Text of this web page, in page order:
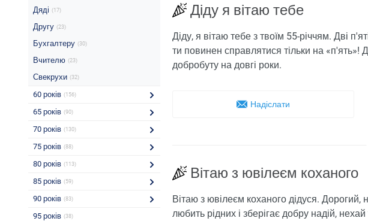
Дяді (17)
Другу (23)
Бухгалтеру (30)
Вчителю (23)
Свекрухи (32)
60 років (156)
65 років (90)
70 років (130)
75 років (88)
80 років (113)
85 років (59)
90 років (83)
95 років (38)
Діду я вітаю тебе
Діду, я вітаю тебе з твоїм 55-річчям. Дві
ти повинен справлятися тільки на «п'ять»!
добробуту на довгі роки.
Надіслати
Вітаю з ювілеєм коханого
Вітаю з ювілеєм коханого дідуся. Дорогий,
любить рідних і зберігає добру надій,